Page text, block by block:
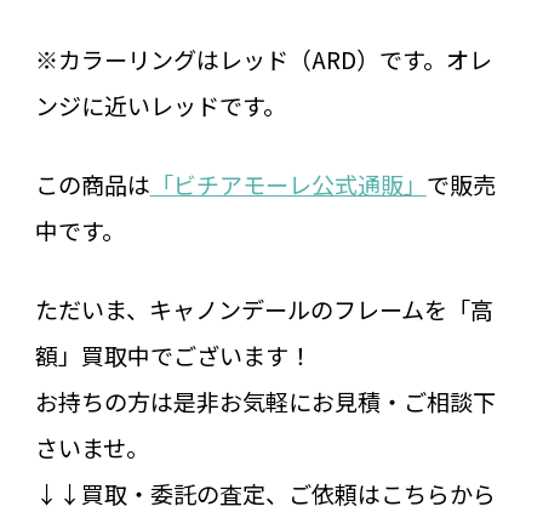
※カラーリングはレッド（ARD）です。オレ
ンジに近いレッドです。
この商品は 「ビチアモーレ公式通販」 で販売
中です。
ただいま、キャノンデールのフレームを「高
額」買取中でございます！
お持ちの方は是非お気軽にお見積・ご相談下
さいませ。
↓↓買取・委託の査定、ご依頼はこちらから